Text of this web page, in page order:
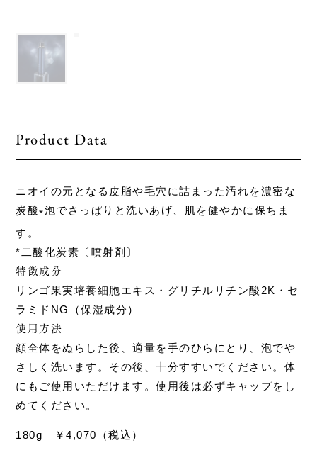
Product Data
ニオイの元となる皮脂や毛穴に詰まった汚れを濃密な
炭酸*泡でさっぱりと洗いあげ、肌を健やかに保ちま
す。
*二酸化炭素〔噴射剤〕
特徴成分
リンゴ果実培養細胞エキス・グリチルリチン酸2K・セ
ラミドNG（保湿成分）
使用方法
顔全体をぬらした後、適量を手のひらにとり、泡でや
さしく洗います。その後、十分すすいでください。体
にもご使用いただけます。使用後は必ずキャップをし
めてください。
180g ￥4,070（税込）